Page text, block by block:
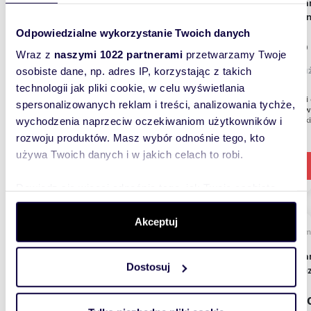
Odpowiedzialne wykorzystanie Twoich danych
Wraz z naszymi 1022 partnerami przetwarzamy Twoje
osobiste dane, np. adres IP, korzystając z takich
technologii jak pliki cookie, w celu wyświetlania
spersonalizowanych reklam i treści, analizowania tychże,
wychodzenia naprzeciw oczekiwaniom użytkowników i
rozwoju produktów. Masz wybór odnośnie tego, kto
używa Twoich danych i w jakich celach to robi.
dane są przetwarzane oraz ustaw własne preferencje w
. W Deklaracji plików cookie możesz
zmienić lub wycofać swoją zgodę w dowolnej chwili.
Wykorzystujemy pliki cookie do spersonalizowania treści
i reklam, aby oferować funkcje społecznościowe i
Akceptuj
Dostosuj
1
lokal
m
12